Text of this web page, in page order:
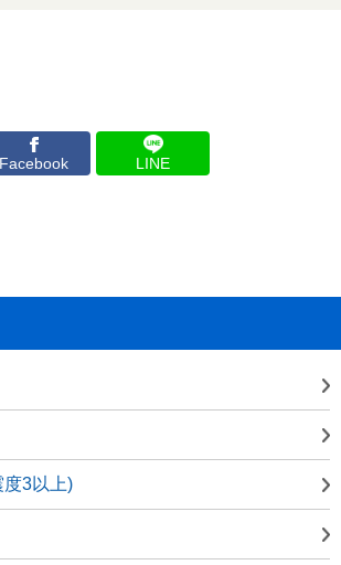
Facebook LINE
度3以上)